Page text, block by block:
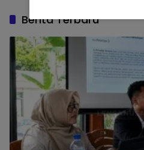
Berita Terbaru